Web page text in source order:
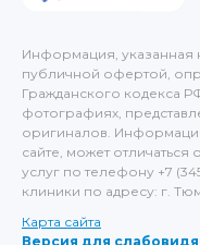
Информация, указанная
публичной офертой,
Гражданского кодекса
фотографиях,
оригиналов.
сайте, может отличаться
услуг по телефону +7
клиники по адресу: г.
Карта сайта
Версия для